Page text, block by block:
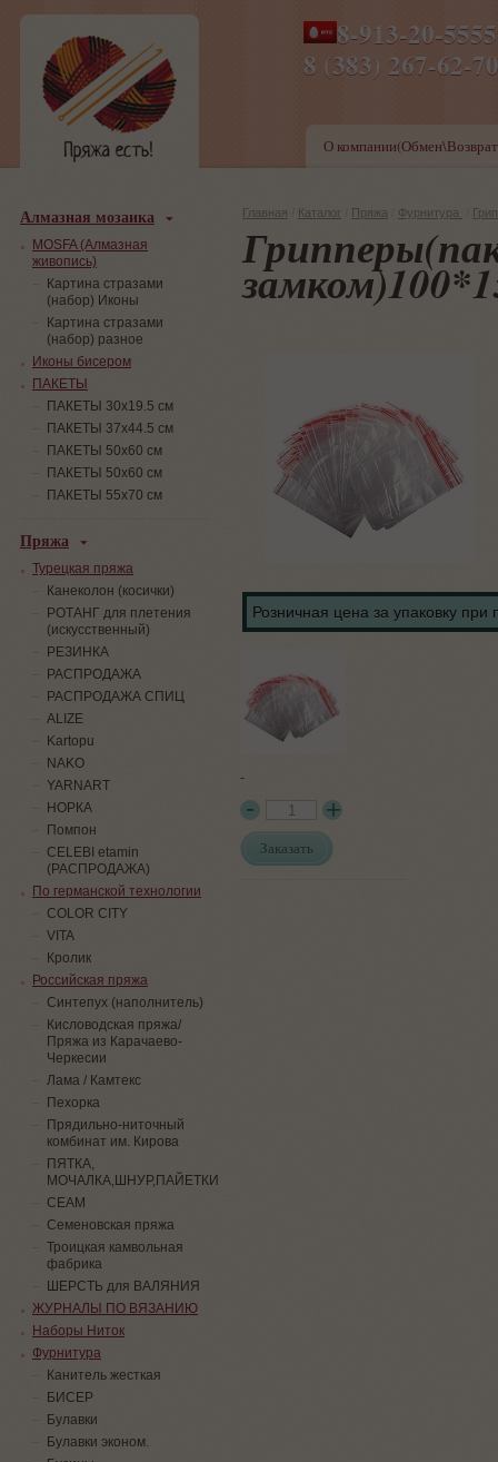
8-913-20-
8 (383) 267-
ПН-ПТ 8-17,СБ-ВС 9-
О
Главная Каталог Пряжа Фурнитура
Розничная цена за упаковку при
-
Заказать
Алмазная мозаика
MOSFA (Алмазная
живопись)
Картина стразами
(набор) Иконы
Картина стразами
(набор) разное
Иконы бисером
ПАКЕТЫ
ПАКЕТЫ 30х19.5 см
ПАКЕТЫ 37х44.5 см
ПАКЕТЫ 50х60 см
ПАКЕТЫ 50х60 см
ПАКЕТЫ 55х70 см
Пряжа
Турецкая пряжа
Канеколон (косички)
РОТАНГ для плетения
(искусственный)
PЕЗИНКА
РАСПРОДАЖА
РАСПРОДАЖА СПИЦ
ALIZE
Kartopu
NAKO
YARNART
НОРКА
Помпон
СELEBI etamin
(РАСПРОДАЖА)
По германской технологии
COLOR CITY
VITA
Кролик
Российская пряжа
Синтепух (наполнитель)
Кисловодская пряжа/
Пряжа из Карачаево-
Черкесии
Лама / Камтекс
Пехорка
Прядильно-ниточный
комбинат им. Кирова
ПЯТКА,
МОЧАЛКА,ШНУР,ПАЙЕТКИ
СЕАМ
Семеновская пряжа
Троицкая камвольная
фабрика
ШЕРСТЬ для ВАЛЯНИЯ
ЖУРНАЛЫ ПО ВЯЗАНИЮ
Наборы Ниток
Фурнитура
Канитель жесткая
БИСЕР
Булавки
Булавки эконом.